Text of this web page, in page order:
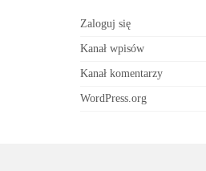
Zaloguj się
Kanał wpisów
Kanał komentarzy
WordPress.org